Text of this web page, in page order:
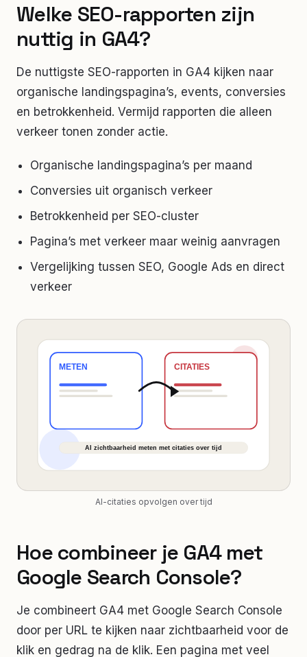
Welke SEO-rapporten zijn
nuttig in GA4?
De nuttigste SEO-rapporten in GA4 kijken naar
organische landingspagina’s, events, conversies
en betrokkenheid. Vermijd rapporten die alleen
verkeer tonen zonder actie.
Organische landingspagina’s per maand
Conversies uit organisch verkeer
Betrokkenheid per SEO-cluster
Pagina’s met verkeer maar weinig aanvragen
Vergelijking tussen SEO, Google Ads en direct
verkeer
AI-citaties opvolgen over tijd
Hoe combineer je GA4 met
Google Search Console?
Je combineert GA4 met Google Search Console
door per URL te kijken naar zichtbaarheid voor de
klik en gedrag na de klik. Een pagina met veel